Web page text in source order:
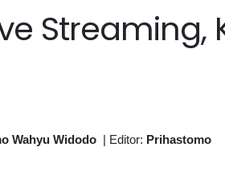
Streaming,
Wahyu Widodo | Editor: Prihastomo